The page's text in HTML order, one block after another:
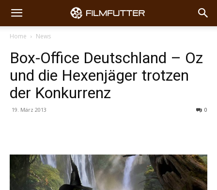
Home News
Box-Office Deutschland – Oz
und die Hexenjäger trotzen
der Konkurrenz
19. März 2013 0